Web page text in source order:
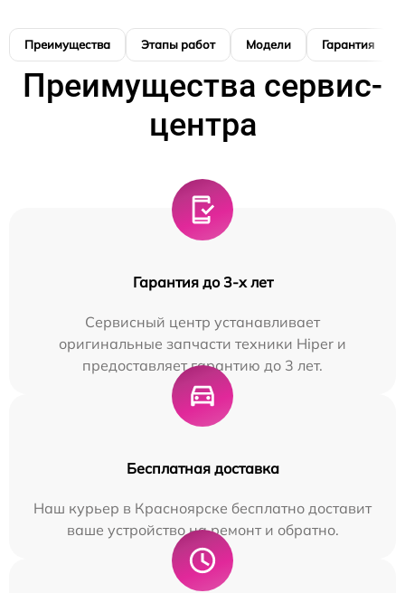
Преимущества Этапы работ Модели Гарантия
Преимущества сервис-
центра
Гарантия до 3-х лет
Сервисный центр устанавливает
оригинальные запчасти техники Hiper и
предоставляет гарантию до 3 лет.
Бесплатная доставка
Наш курьер в Красноярске бесплатно доставит
ваше устройство на ремонт и обратно.